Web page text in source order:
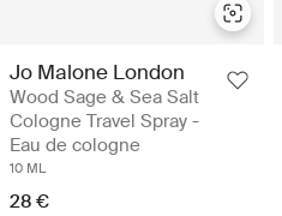
Jo Malone London
Wood Sage & Sea Salt
Cologne Travel Spray -
Eau de cologne
10 ML
28 €